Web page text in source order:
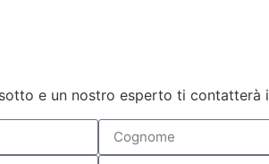
e un nostro esperto ti contatterà